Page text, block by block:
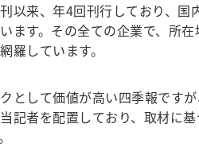
以来、年4回刊行しており、国
ます。その全ての企業で、所
羅しています。
として価値が高い四季報です
記者を配置しており、取材に